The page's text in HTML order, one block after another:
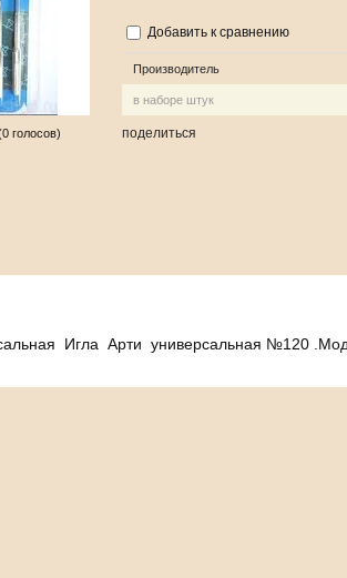
голосов)
Добавить к сравнению
Производитель
в наборе штук
поделиться
Игла Арти универсальная №120